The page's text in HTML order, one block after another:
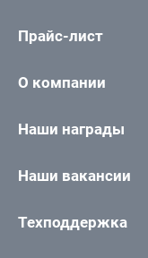
Прайс-лист
О компании
Наши награды
Наши вакансии
Техподдержка